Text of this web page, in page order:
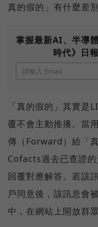
真的假的」有什麼差
掌握最新AI、半導
時代》日
「真的假的」其實是
覆不會主動推播。當
傳（Forward）給「
Cofacts過去已查證
回覆對應解答。若該
戶同意後，該訊息會
中，在網站上開放群